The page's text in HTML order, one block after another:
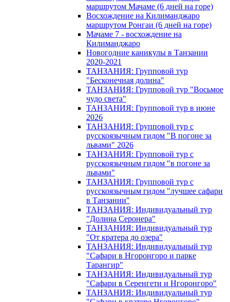
маршрутом Мачаме (6 дней на горе)
Восхождение на Килиманджаро
маршрутом Ронгаи (6 дней на горе)
Мачаме 7 - восхождение на
Килиманджаро
Новогодние каникулы в Танзании
2020-2021
ТАНЗАНИЯ: Групповой тур
"Бесконечная долина"
ТАНЗАНИЯ: Групповой тур "Восьмое
чудо света"
ТАНЗАНИЯ: Групповой тур в июне
2026
ТАНЗАНИЯ: Групповой тур с
русскоязычным гидом "В погоне за
львами" 2026
ТАНЗАНИЯ: Групповой тур с
русскоязычным гидом "в погоне за
львами"
ТАНЗАНИЯ: Групповой тур с
русскоязычным гидом "лучшее сафари
в Танзании"
ТАНЗАНИЯ: Индивидуальный тур
"Долина Серонера"
ТАНЗАНИЯ: Индивидуальный тур
"От кратера до озера"
ТАНЗАНИЯ: Индивидуальный тур
"Сафари в Нгоронгоро и парке
Тарангир"
ТАНЗАНИЯ: Индивидуальный тур
"Сафари в Серенгети и Нгоронгоро"
ТАНЗАНИЯ: Индивидуальный тур